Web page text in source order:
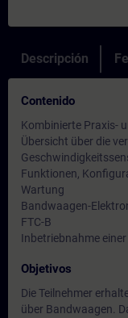
Descripción
Contenido
Kombinierte Praxis-
Übersicht über die
Funktionen,
Wartung
Bandwaagen-
FTC-B
Inbetriebnahme
Objetivos
Die Teilnehmer
über Bandwaagen.